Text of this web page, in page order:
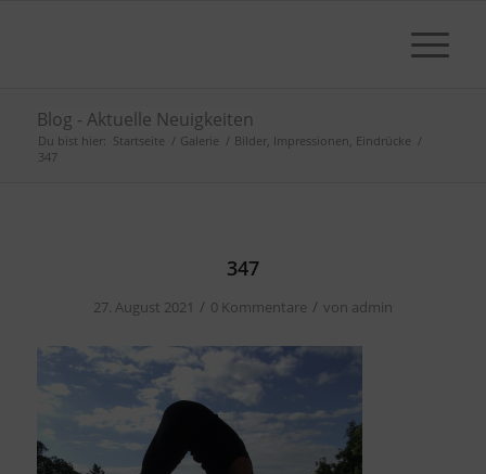
Blog - Aktuelle Neuigkeiten
Du bist hier: Startseite / Galerie / Bilder, Impressionen, Eindrücke /
347
347
27. August 2021 / 0 Kommentare / von admin